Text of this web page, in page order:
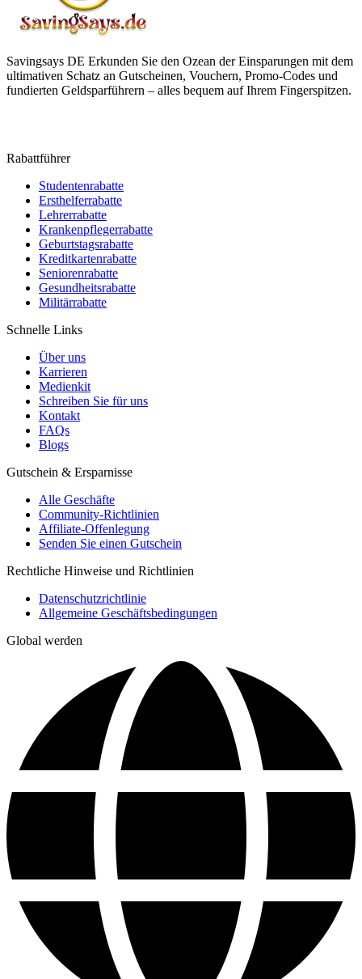
Savingsays DE Erkunden Sie den Ozean der Einsparungen mit dem
ultimativen Schatz an Gutscheinen, Vouchern, Promo-Codes und
fundierten Geldsparführern – alles bequem auf Ihrem Fingerspitzen.
Rabattführer
Studentenrabatte
Ersthelferrabatte
Lehrerrabatte
Krankenpflegerrabatte
Geburtstagsrabatte
Kreditkartenrabatte
Seniorenrabatte
Gesundheitsrabatte
Militärrabatte
Schnelle Links
Über uns
Karrieren
Medienkit
Schreiben Sie für uns
Kontakt
FAQs
Blogs
Gutschein & Ersparnisse
Alle Geschäfte
Community-Richtlinien
Affiliate-Offenlegung
Senden Sie einen Gutschein
Rechtliche Hinweise und Richtlinien
Datenschutzrichtlinie
Allgemeine Geschäftsbedingungen
Global werden